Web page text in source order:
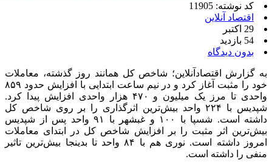
کد نوشته: 11905
اقتصاد آنلاین
29 اکتبر
54 بازدید
بدون دیدگاه
به گزارش اقتصادآنلاین؛ شاخص کل همانند روز گذشته، معاملات
خود را مثبت آغاز کرد و در نیم ساعت ابتدایی با افزایش حدود ۸۵۹
واحدی تا مرز یک میلیون و ۴۷۰ هزار واحدی افزایش پیدا کرد.
شپدیس با ۲۲۴ واحد بیش‌ترین اثرگذاری را بر روی شاخص کل
داشته است. شسپا با ۱۰۰ و غبشهر با ۹۱ واحد پس از شپدیس
بیش‌ترین اثر مثبت را بر افزایش شاخص کل در ابتدای معاملات
امروز داشته است. نوری هم با ۸۴ واحد تا بدینجا بیش‌ترین تاثیر
منفی را داشته است.